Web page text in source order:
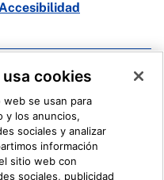
X
de Información
cookies
se usan para
y los anuncios,
sociales y analizar
información
sitio web con
sociales, publicidad